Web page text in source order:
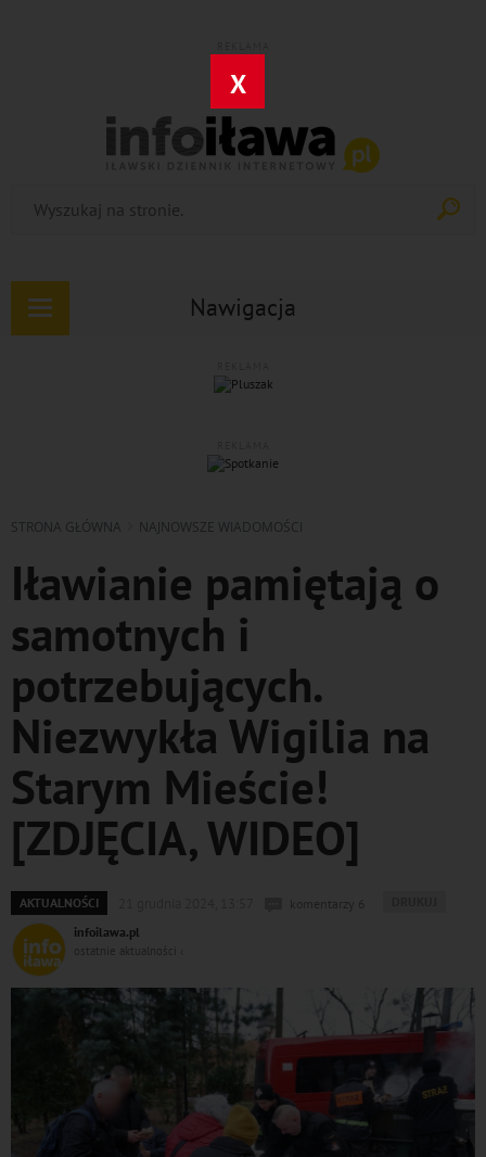
X
Nawigacja
Rozwiń
STRONA GŁÓWNA NAJNOWSZE WIADOMOŚCI
Iławianie pamiętają o
samotnych i
potrzebujących.
Niezwykła Wigilia na
Starym Mieście!
[ZDJĘCIA, WIDEO]
AKTUALNOŚCI
infoilawa.pl
ostatnie aktualności ‹